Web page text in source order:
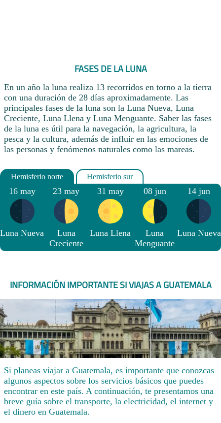
FASES DE LA LUNA
En un año la luna realiza 13 recorridos en torno a la tierra
con una duración de 28 días aproximadamente. Las
principales fases de la luna son la Luna Nueva, Luna
Creciente, Luna Llena y Luna Menguante. Saber las fases
de la luna es útil para la navegación, la agricultura, la
pesca y la cultura, además de influir en las emociones de
las personas y fenómenos naturales como las mareas.
16 may
Luna Nueva
23 may
Luna
Creciente
31 may
Luna Llena
08 jun
Luna
Menguante
14 jun
Luna Nueva
INFORMACIÓN IMPORTANTE SI VIAJAS A GUATEMALA
Si planeas viajar a Guatemala, es importante que conozcas
algunos aspectos sobre los servicios básicos que puedes
encontrar en este país. A continuación, te presentamos una
breve guía sobre el transporte, la electricidad, el internet y
el dinero en Guatemala.